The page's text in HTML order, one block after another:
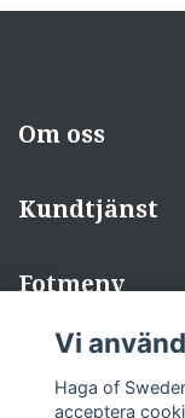
Om oss
Kundtjänst
Fotmeny
Sociala
Vi
Haga of
acceptera